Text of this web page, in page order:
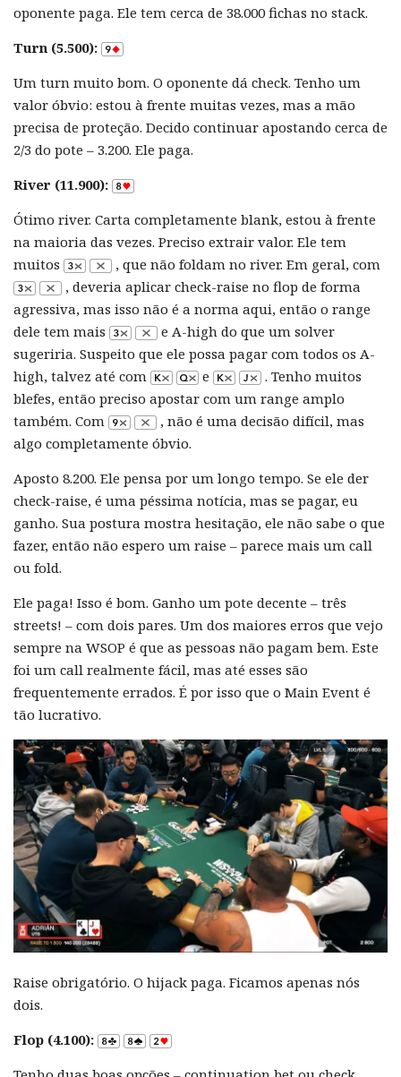
oponente paga. Ele tem cerca de 38.000 fichas no stack.
Turn (5.500):
Um turn muito bom. O oponente dá check. Tenho um
valor óbvio: estou à frente muitas vezes, mas a mão
precisa de proteção. Decido continuar apostando cerca de
2/3 do pote – 3.200. Ele paga.
River (11.900):
Ótimo river. Carta completamente blank, estou à frente
na maioria das vezes. Preciso extrair valor. Ele tem
muitos
, que não foldam no river. Em geral, com
, deveria aplicar check-raise no flop de forma
agressiva, mas isso não é a norma aqui, então o range
dele tem mais
e A-high do que um solver
sugeriria. Suspeito que ele possa pagar com todos os A-
high, talvez até com
e
. Tenho muitos
blefes, então preciso apostar com um range amplo
também. Com
, não é uma decisão difícil, mas
algo completamente óbvio.
Aposto 8.200. Ele pensa por um longo tempo. Se ele der
check-raise, é uma péssima notícia, mas se pagar, eu
ganho. Sua postura mostra hesitação, ele não sabe o que
fazer, então não espero um raise – parece mais um call
ou fold.
Ele paga! Isso é bom. Ganho um pote decente – três
streets! – com dois pares. Um dos maiores erros que vejo
sempre na WSOP é que as pessoas não pagam bem. Este
foi um call realmente fácil, mas até esses são
frequentemente errados. É por isso que o Main Event é
tão lucrativo.
Raise obrigatório. O hijack paga. Ficamos apenas nós
dois.
Flop (4.100):